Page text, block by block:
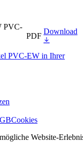
PVC-
PDF
Download
PVC-EW in Ihrer
Cookies
Website-